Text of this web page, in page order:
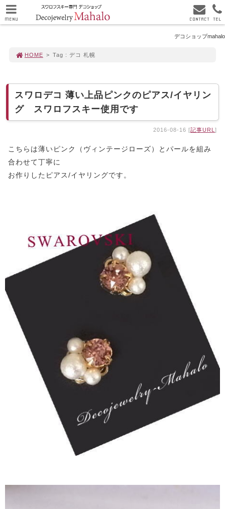
デコショップmahalo
HOME > Tag : デコ 札幌
スワロデコ 薄い上品ピンクのピアス/イヤリン
グ スワロフスキー使用です
2016-08-16 [記事URL ]
こちらは薄いピンク（ヴィンテージローズ）とパールを組み
合わせて丁寧に
お作りしたピアス/イヤリングです。
MENU TEL
CONTACT